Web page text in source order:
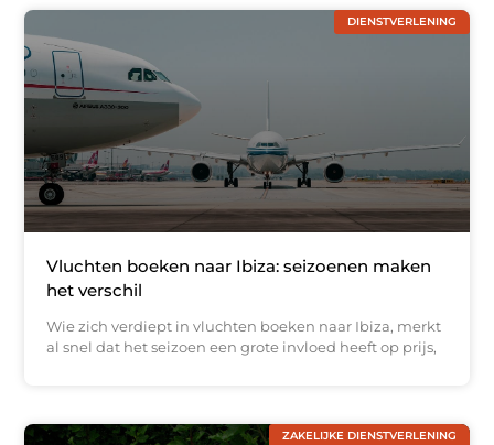
DIENSTVERLENING
Vluchten boeken naar Ibiza: seizoenen maken
het verschil
Wie zich verdiept in vluchten boeken naar Ibiza, merkt
al snel dat het seizoen een grote invloed heeft op prijs,
ZAKELIJKE DIENSTVERLENING